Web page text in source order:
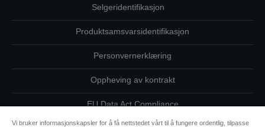
Selgeridentifikasjon
Produktsamsvarsidentifikasjon
Personvernerklæring
Oppheving av kontrakt
EU Data Act Compliance
Vi bruker informasjonskapsler for å få nettstedet vårt til å fungere ordentlig, tilpasse